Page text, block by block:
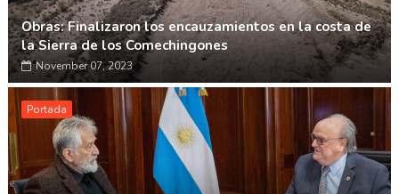
Obras: Finalizaron los encauzamientos en la costa de
la Sierra de los Comechingones
November 07, 2023
Portada